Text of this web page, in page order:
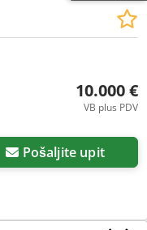
10.000 €
VB plus PDV
Pošaljite upit